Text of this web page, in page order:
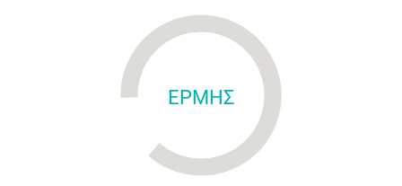
ΕΡΜΗΣ